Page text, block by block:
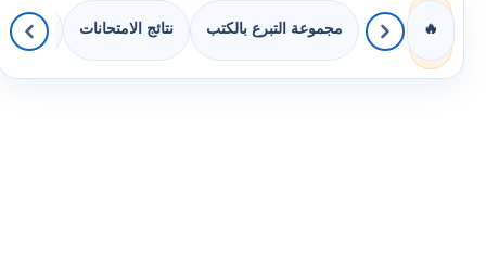
🔥 مجموعة التبرع بالكتب نتائج الامتحانات